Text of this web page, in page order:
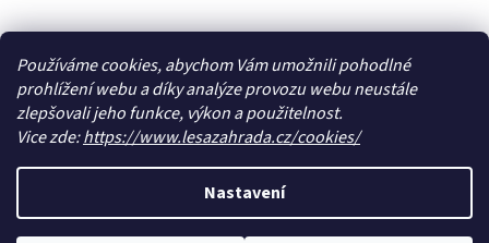
Používáme cookies, abychom Vám umožnili pohodlné
prohlížení webu a díky analýze provozu webu neustále
zlepšovali jeho funkce, výkon a použitelnost.
Vice zde:https://www.lesazahrada.cz/cookies/
Nastavení